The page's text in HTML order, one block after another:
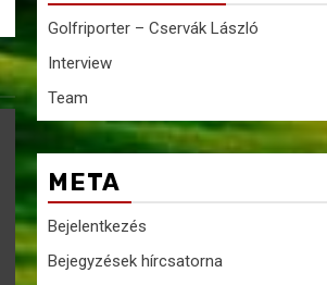
Golfriporter – Cservák László
Interview
Team
META
Bejelentkezés
Bejegyzések hírcsatorna